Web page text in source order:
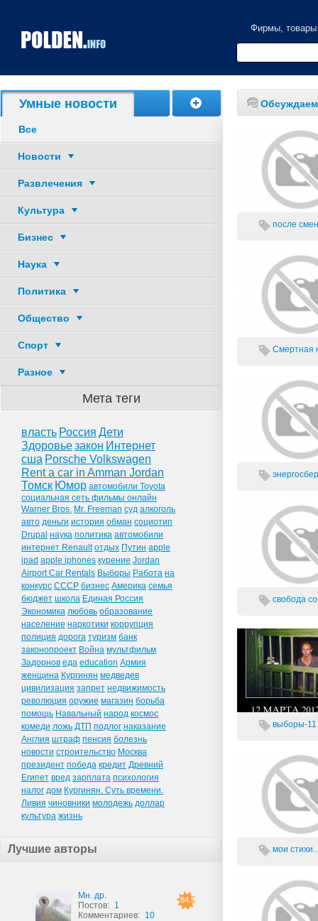
Фирмы, товары
Умные новости
Все
Новости
Развлечения
Культура
Бизнес
Наука
Политика
Общество
Спорт
Разное
Мета теги
власть Россия Дети
Здоровьезакон Интернет
сша Porsche Volkswagen
Rent a car in Amman Jordan
Томск Юмор автомобили Toyota
социальная сеть фильмы онлайн
Warner Bros. Mr. Freeman суд алкоголь
авто деньги история обман социотип
Drupal наука политика автомобили
интернет Renault отдых Путин apple
ipad apple iphones курение Jordan
Airport Car Rentals Выборы Работа на
конкурс СССР бизнес Америка семья
бюджет школа Единая Россия
Экономика любовь образование
население наркотики коррупция
полиция дорога туризм банк
законопроект Война мультфильм
Задорнов еда education Армия
женщина Кургинян медведев
цивилизация запрет недвижимость
революция оружие магазин борьба
помощь Навальный народ космос
комеди ложь ДТП подлог наказание
Англия штраф пенсия болезнь
новости строительство Москва
президент победа кредит Древний
Египет вред зарплата психология
налог дом Кургинян. Суть времени.
Ливия чиновники молодежь доллар
культура жизнь
Лучшие авторы
84.5
Мн. др.
Постов: 1
Комментариев: 10
Обсуждаем
после
Смертная
свобода
выборы-11
мои